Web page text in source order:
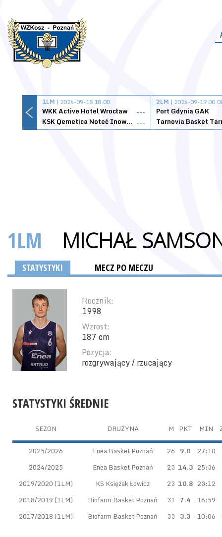
1LM | 2026-09-18 18:00
WKK Active Hotel Wrocław
---
KSK Qemetica Noteć Inowrocław ---
2LM | 2026-09-19
Port Gdynia GAK
1LM MICHAŁ
STATYSTYKI MECZ PO MECZU
Rocznik:
1998
Wzrost:
187 cm
Pozycja:
rozgrywający / rzucający
STATYSTYKI ŚREDNIE
SEZON DRUŻYNA M PKT MIN
2025/2026 Enea Basket Poznań 26 9.0 27:10
2024/2025
Enea Basket Poznań 23 14.3 25:36
2019/2020 (1LM)
KS Księżak Łowicz 23 10.8 23:12
2018/2019 (1LM)
Biofarm Basket Poznań 31 7.4 16:59
2017/2018 (1LM)
Biofarm Basket Poznań 33 3.3 10:06